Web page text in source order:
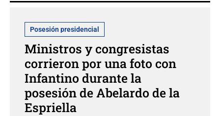
Posesión presidencial
Ministros y congresistas
corrieron por una foto con
Infantino durante la
posesión de Abelardo de la
Espriella